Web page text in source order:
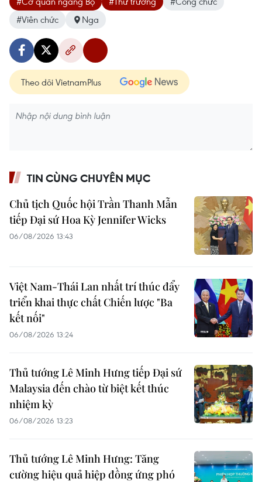
#Viên chức
Nga
Theo dõi VietnamPlus
TIN CÙNG CHUYÊN MỤC
Chủ tịch Quốc hội Trần Thanh Mẫn
tiếp Đại sứ Hoa Kỳ Jennifer Wicks
06/08/2026 13:43
Việt Nam-Thái Lan nhất trí thúc đẩy
triển khai thực chất Chiến lược "Ba
kết nối"
06/08/2026 13:24
Thủ tướng Lê Minh Hưng tiếp Đại sứ
Malaysia đến chào từ biệt kết thúc
nhiệm kỳ
06/08/2026 13:23
Thủ tướng Lê Minh Hưng: Tăng
cường hiệu quả hiệp đồng ứng phó